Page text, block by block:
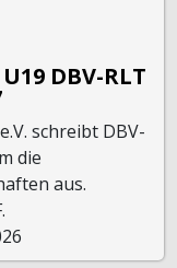
DBV-RLT
schreibt DBV-
die
aus.